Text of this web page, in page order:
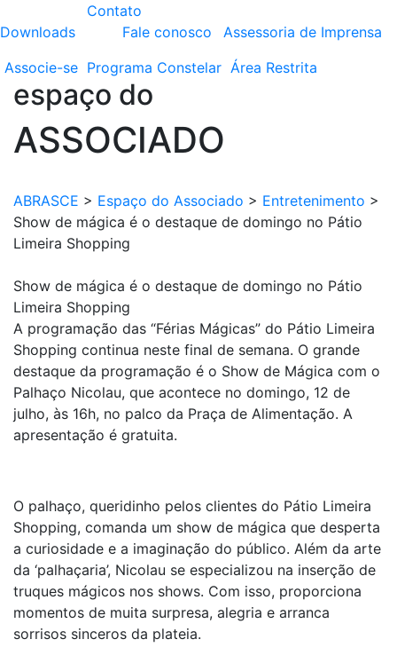
Downloads
Contato
Fale conosco
Assessoria de Imprensa
Associe-se Programa Constelar Área Restrita
espaço do
ASSOCIADO
ABRASCE > Espaço do Associado > Entretenimento >
Show de mágica é o destaque de domingo no Pátio
Limeira Shopping
Show de mágica é o destaque de domingo no Pátio
Limeira Shopping
A programação das “Férias Mágicas” do Pátio Limeira
Shopping continua neste final de semana. O grande
destaque da programação é o Show de Mágica com o
Palhaço Nicolau, que acontece no domingo, 12 de
julho, às 16h, no palco da Praça de Alimentação. A
apresentação é gratuita.
O palhaço, queridinho pelos clientes do Pátio Limeira
Shopping, comanda um show de mágica que desperta
a curiosidade e a imaginação do público. Além da arte
da ‘palhaçaria’, Nicolau se especializou na inserção de
truques mágicos nos shows. Com isso, proporciona
momentos de muita surpresa, alegria e arranca
sorrisos sinceros da plateia.